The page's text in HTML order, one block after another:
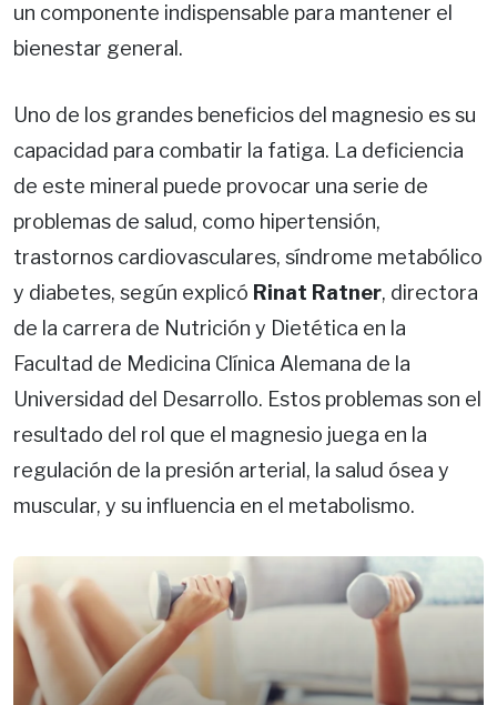
un componente indispensable para mantener el
bienestar general.
Uno de los grandes beneficios del magnesio es su
capacidad para combatir la fatiga. La deficiencia
de este mineral puede provocar una serie de
problemas de salud, como hipertensión,
trastornos cardiovasculares, síndrome metabólico
y diabetes, según explicó Rinat Ratner, directora
de la carrera de Nutrición y Dietética en la
Facultad de Medicina Clínica Alemana de la
Universidad del Desarrollo. Estos problemas son el
resultado del rol que el magnesio juega en la
regulación de la presión arterial, la salud ósea y
muscular, y su influencia en el metabolismo.